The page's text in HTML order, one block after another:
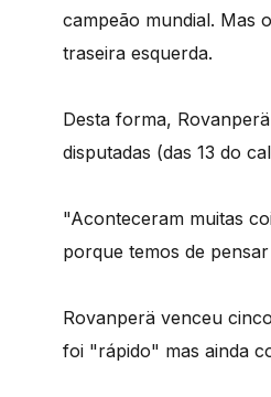
campeão mundial. Mas
traseira esquerda.
Desta forma,
disputadas (das 13 do
"Aconteceram muitas
porque temos de
Rovanperä venceu
foi "rápido" mas ainda